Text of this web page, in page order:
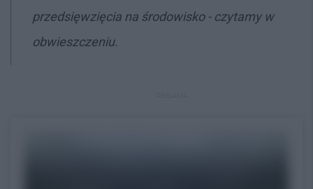
przedsięwzięcia na środowisko - czytamy w
obwieszczeniu.